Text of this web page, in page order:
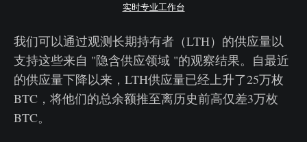
实时专业工作台
我们可以通过观测长期持有者（LTH）的供应量以
支持这些来自 "隐含供应领域 "的观察结果。自最近
的供应量下降以来，LTH供应量已经上升了25万枚
BTC，将他们的总余额推至离历史前高仅差3万枚
BTC。